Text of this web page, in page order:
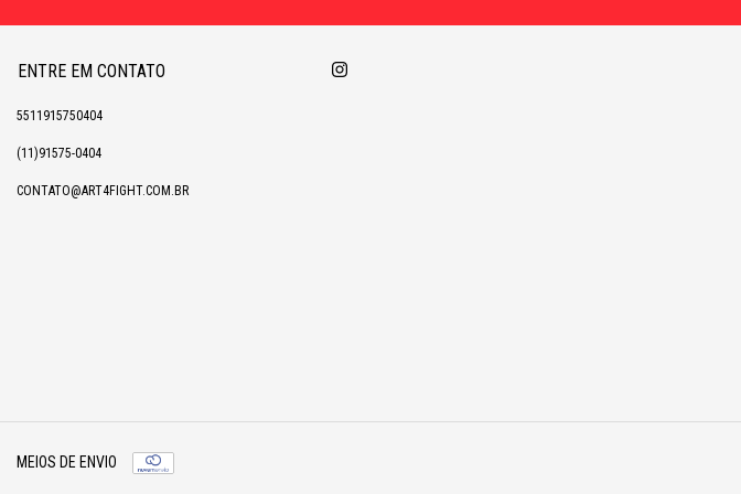
ENTRE EM CONTATO
5511915750404
(11)91575-0404
CONTATO@ART4FIGHT.COM.BR
MEIOS DE ENVIO